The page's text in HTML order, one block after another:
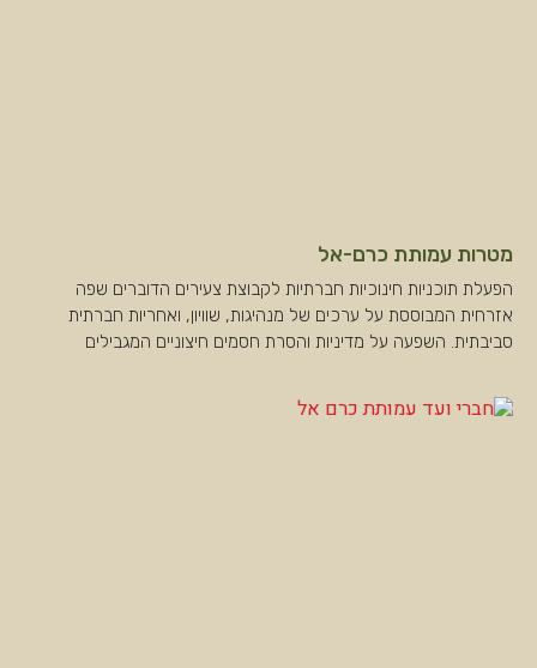
מטרות עמותת כרם-אל
הפעלת תוכניות חינוכיות חברתיות לקבוצת צעירים הדוברים שפה
אזרחית המבוססת על ערכים של מנהיגות, שוויון, ואחריות חברתית
סביבתית. השפעה על מדיניות והסרת חסמים חיצוניים המגבילים